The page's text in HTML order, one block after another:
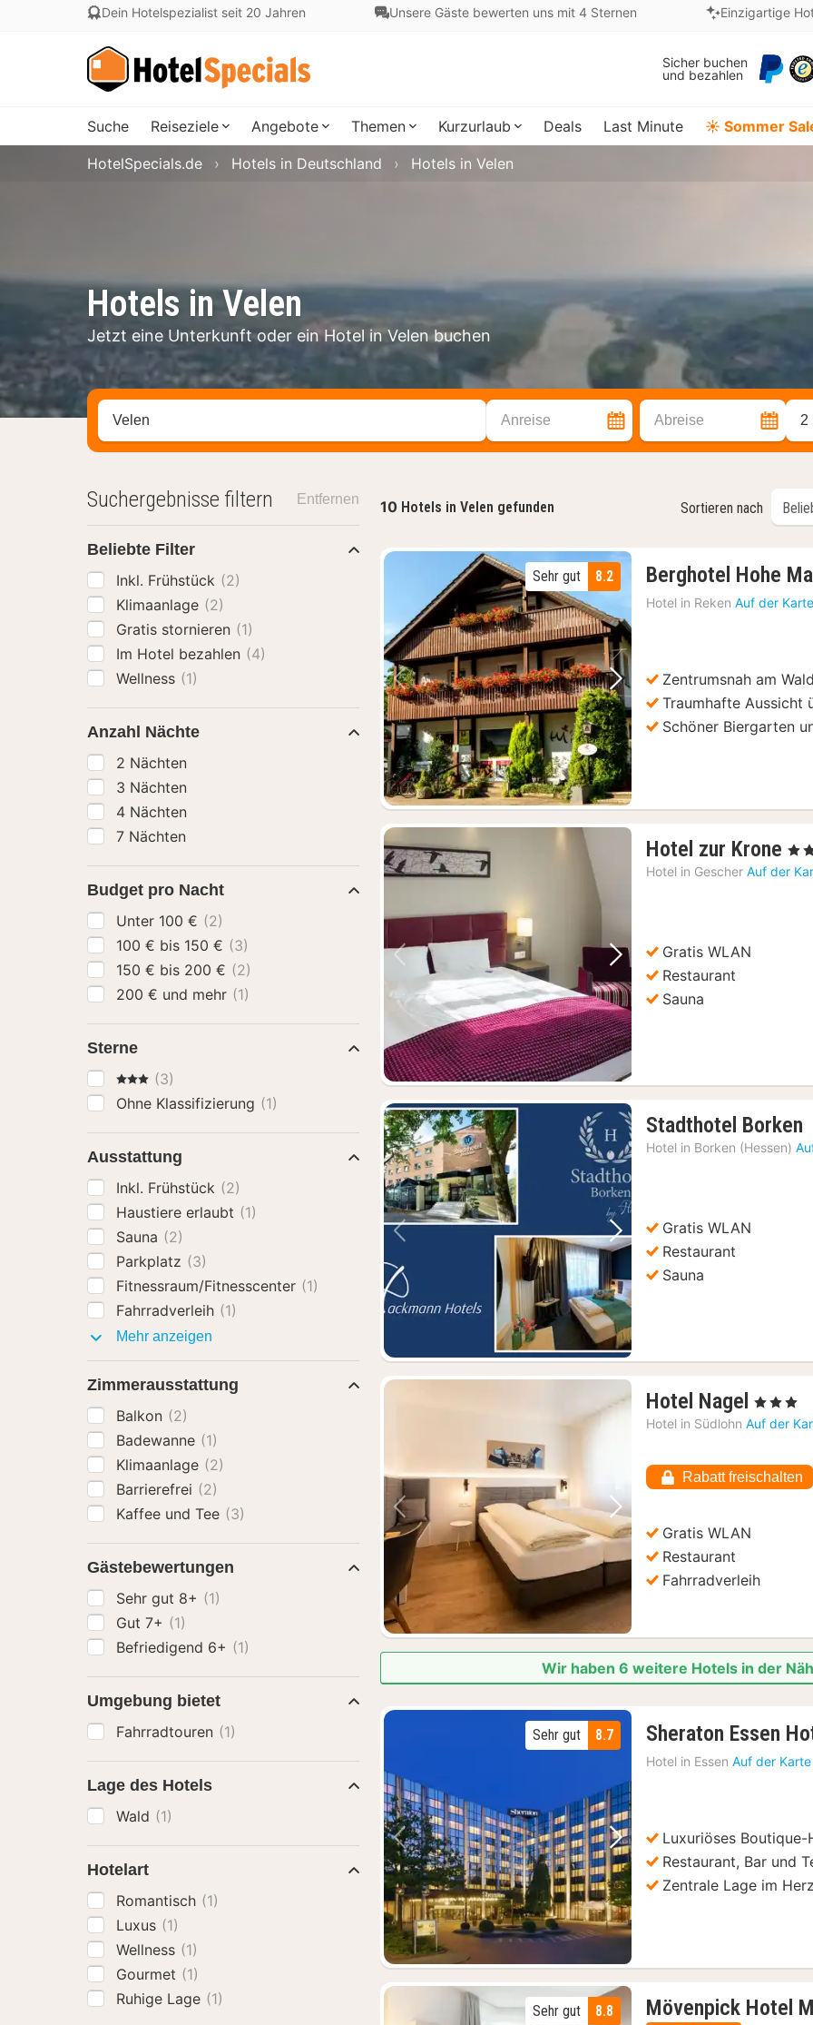
Dein Hotelspezialist seit 20 Jahren Unsere Gäste bewerten uns mit 4 Sternen Einzigartige
Sicher buchen
und bezahlen
Suche Reiseziele Angebote Themen Kurzurlaub Deals Last Minute ☀️ Sommer
Hotels in Velen
Jetzt eine Unterkunft oder ein Hotel in Velen buchen
HotelSpecials.de Hotels in Deutschland Hotels in Velen
Stadt, Region oder Hotel suchen Anreise Abreise 2
10 Hotels in Velen gefunden Sortieren nach
Vorheriges Bild Nächstes Bild
8.2
Sehr gut Berghotel Hohe
Hotel in Reken Auf der
Zentrumsnah am
Traumhafte Aussicht
Schöner Biergarten
Vorheriges Bild Nächstes Bild
Hotel zur Krone 1
, 3
Hotel in Gescher Auf der
Gratis WLAN
Restaurant
Sauna
Vorheriges Bild Nächstes Bild
Stadthotel Borken
Hotel in Borken (Hessen)
Gratis WLAN
Restaurant
Sauna
Vorheriges Bild Nächstes Bild
Hotel Nagel 1
Nacht
68,57
€
, 3 Sterne
Hotel in Südlohn Auf der
Rabatt freischalten
Gratis WLAN
Restaurant
Fahrradverleih
Wir haben 6 weitere Hotels in der
Vorheriges Bild Nächstes Bild
8.7
Sehr gut Sheraton Essen
Hotel in Essen Auf der
Luxuriöses Boutique-
Restaurant, Bar und
Zentrale Lage im
8.8
Sehr gut Mövenpick Hotel
Suchergebnisse filtern Entfernen
Beliebte Filter
Inkl. Frühstück (2)
Klimaanlage (2)
Gratis stornieren (1)
Im Hotel bezahlen (4)
Wellness (1)
Anzahl Nächte
2 Nächten
3 Nächten
4 Nächten
7 Nächten
Budget pro Nacht
Unter 100 € (2)
100 € bis 150 € (3)
150 € bis 200 € (2)
200 € und mehr (1)
Sterne
3 Sterne
(3)
Ohne Klassifizierung (1)
Ausstattung
Inkl. Frühstück (2)
Haustiere erlaubt (1)
Sauna (2)
Parkplatz (3)
Fitnessraum/Fitnesscenter (1)
Fahrradverleih (1)
Mehr anzeigen
Zimmerausstattung
Balkon (2)
Badewanne (1)
Klimaanlage (2)
Barrierefrei (2)
Kaffee und Tee (3)
Gästebewertungen
Sehr gut 8+ (1)
Gut 7+ (1)
Befriedigend 6+ (1)
Umgebung bietet
Fahrradtouren (1)
Lage des Hotels
Wald (1)
Hotelart
Romantisch (1)
Luxus (1)
Wellness (1)
Gourmet (1)
Ruhige Lage (1)